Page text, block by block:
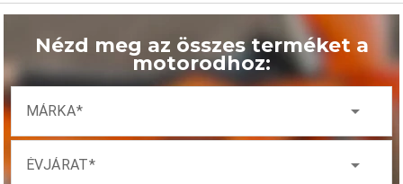
Nézd meg az összes terméket a
motorodhoz:
MÁRKA arrow_drop_down
ÉVJÁRAT arrow_drop_down